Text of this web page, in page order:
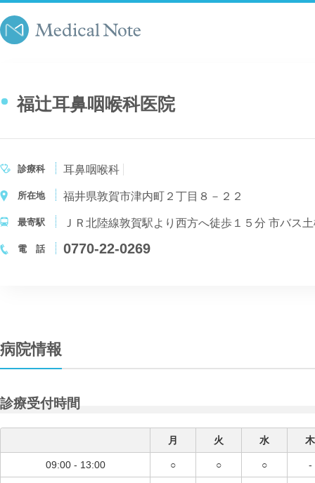
福辻耳鼻咽喉科医院
診療科 耳鼻咽喉科
所在地 福井県敦賀市津内町２丁目８－２２
最寄駅 ＪＲ北陸線敦賀駅より西方へ徒歩１５分 市バス
電 話 0770-22-0269
病院情報
診療受付時間
月 火 水 木
09:00 - 13:00 ○ ○ ○ -